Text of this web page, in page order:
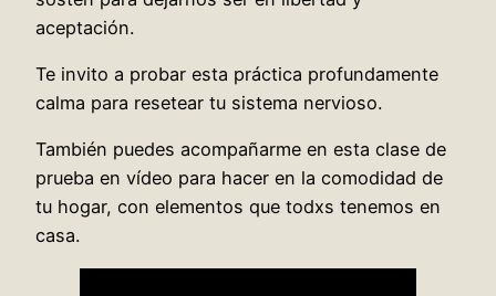
aceptación.
Te invito a probar esta práctica profundamente
calma para resetear tu sistema nervioso.
También puedes acompañarme en esta clase de
prueba en vídeo para hacer en la comodidad de
tu hogar, con elementos que todxs tenemos en
casa.